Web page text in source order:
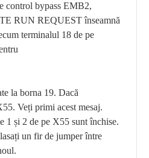
control bypass EMB2,
RUN REQUEST înseamnă
terminalul 18 de pe
la borna 19. Dacă
Veți primi acest mesaj.
1 și 2 de pe X55 sunt închise.
un fir de jumper între